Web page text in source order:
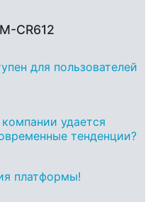
CR612
для пользователей
удается
тенденции?
платформы!